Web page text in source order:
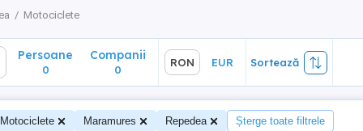
Motociclete
Persoane
0
Companii
0
RON EUR Sortează
Motociclete Maramures Repedea Șterge toate filtrele